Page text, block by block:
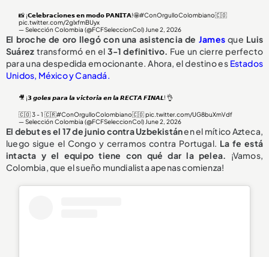
📸 ¡𝗖𝗲𝗹𝗲𝗯𝗿𝗮𝗰𝗶𝗼𝗻𝗲𝘀 𝗲𝗻 𝗺𝗼𝗱𝗼 𝗣𝗔𝗡𝗜𝗧𝗔!🤩#ConOrgulloColombiano🇨🇴
pic.twitter.com/2glxfmBUyx
— Selección Colombia (@FCFSeleccionCol) June 2, 2026
El broche de oro llegó con una asistencia de James que Luis
Suárez transformó en el 3-1 definitivo. Fue un cierre perfecto
para una despedida emocionante. Ahora, el destino es Estados
Unidos, México y Canadá.
🎥 ¡𝟯 𝙜𝙤𝙡𝙚𝙨 𝙥𝙖𝙧𝙖 𝙡𝙖 𝙫𝙞𝙘𝙩𝙤𝙧𝙞𝙖 𝙚𝙣 𝙡𝙖 𝙍𝙀𝘾𝙏𝘼 𝙁𝙄𝙉𝘼𝙇! 👌
🇨🇴 3 - 1 🇨🇷#ConOrgulloColombiano🇨🇴pic.twitter.com/UG8buXmVdf
— Selección Colombia (@FCFSeleccionCol) June 2, 2026
El debut es el 17 de junio contra Uzbekistánen el mítico Azteca,
luego sigue el Congo y cerramos contra Portugal. La fe está
intacta y el equipo tiene con qué dar la pelea. ¡Vamos,
Colombia, que el sueño mundialista apenas comienza!